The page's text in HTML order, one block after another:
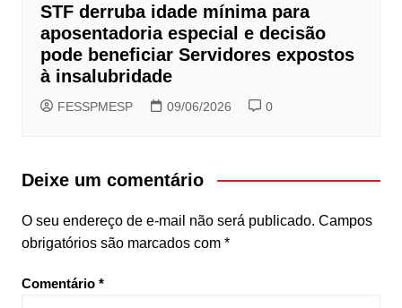
STF derruba idade mínima para
aposentadoria especial e decisão
pode beneficiar Servidores expostos
à insalubridade
FESSPMESP 09/06/2026 0
Deixe um comentário
O seu endereço de e-mail não será publicado. Campos
obrigatórios são marcados com *
Comentário *